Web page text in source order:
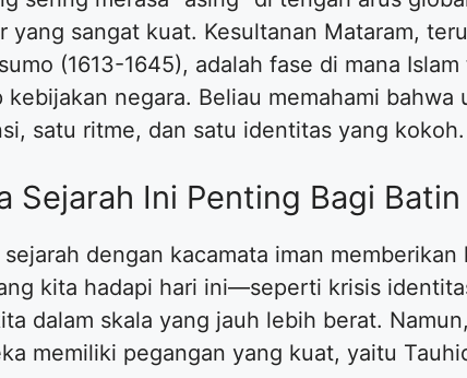
yang sangat kuat. Kesultanan Mataram,
(1613-1645), adalah fase di mana
kebijakan negara. Beliau memahami
satu ritme, dan satu identitas yang kokoh.
Sejarah Ini Penting Bagi
dengan kacamata iman
kita hadapi hari ini—seperti krisis
dalam skala yang jauh lebih berat.
memiliki pegangan yang kuat, yaitu